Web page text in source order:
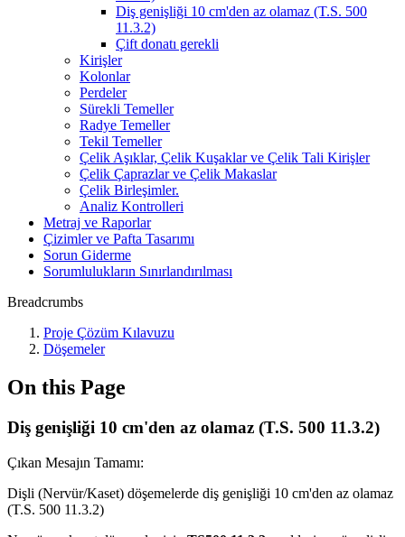
Diş genişliği 10 cm'den az olamaz (T.S. 500
11.3.2)
Çift donatı gerekli
Kirişler
Kolonlar
Perdeler
Sürekli Temeller
Radye Temeller
Tekil Temeller
Çelik Aşıklar, Çelik Kuşaklar ve Çelik Tali Kirişler
Çelik Çaprazlar ve Çelik Makaslar
Çelik Birleşimler.
Analiz Kontrolleri
Metraj ve Raporlar
Çizimler ve Pafta Tasarımı
Sorun Giderme
Sorumlulukların Sınırlandırılması
Breadcrumbs
Proje Çözüm Kılavuzu
Döşemeler
On this Page
Diş genişliği 10 cm'den az olamaz (T.S. 500 11.3.2)
Çıkan Mesajın Tamamı:
Dişli (Nervür/Kaset) döşemelerde diş genişliği 10 cm'den az olamaz
(T.S. 500 11.3.2)